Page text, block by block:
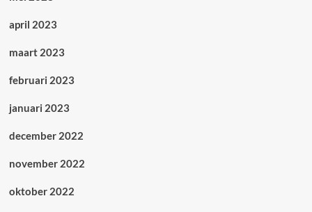
april 2023
maart 2023
februari 2023
januari 2023
december 2022
november 2022
oktober 2022